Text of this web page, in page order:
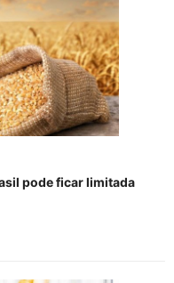
pode ficar limitada